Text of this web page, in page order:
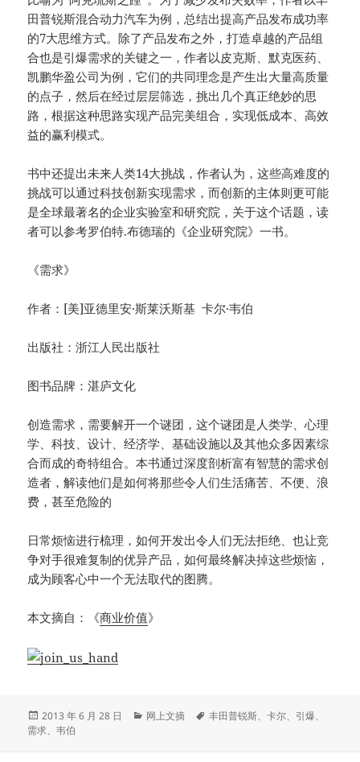
田普锐斯混合动力汽车为例，总结出提高产品发布成功率
的7大思维方式。除了产品发布之外，打造卓越的产品组
合也是引爆需求的关键之一，作者以皮克斯、默克医药、
凯鹏华盈公司为例，它们的共同理念是产生出大量高质量
的点子，然后在经过层层筛选，挑出几个真正绝妙的思
路，根据这种思路实现产品完美组合，实现低成本、高效
益的赢利模式。
书中还提出未来人类14大挑战，作者认为，这些高难度的
挑战可以通过科技创新实现需求，而创新的主体则更可能
是全球最著名的企业实验室和研究院，关于这个话题，读
者可以参考罗伯特.布德瑞的《企业研究院》一书。
《需求》
作者：[美]亚德里安·斯莱沃斯基 卡尔·韦伯
出版社：浙江人民出版社
图书品牌：湛庐文化
创造需求，需要解开一个谜团，这个谜团是人类学、心理
学、科技、设计、经济学、基础设施以及其他众多因素综
合而成的奇特组合。本书通过深度剖析富有智慧的需求创
造者，解读他们是如何将那些令人们生活痛苦、不便、浪
费，甚至危险的
日常烦恼进行梳理，如何开发出令人们无法拒绝、也让竞
争对手很难复制的优异产品，如何最终解决掉这些烦恼，
成为顾客心中一个无法取代的图腾。
本文摘自：《商业价值》
发
布
2013 年 6 月 28 日
分
网上文摘
标
丰田普锐斯、卡尔、 引爆、
需求、韦伯